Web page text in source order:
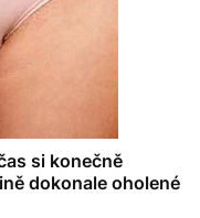
si konečně
dokonale oholené